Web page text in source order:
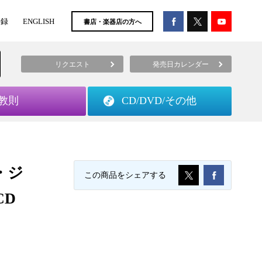
ENGLISH 書店・楽器店の方へ
リクエスト 発売日カレンダー
則 CD/DVD/その他
ジ
この商品をシェアする